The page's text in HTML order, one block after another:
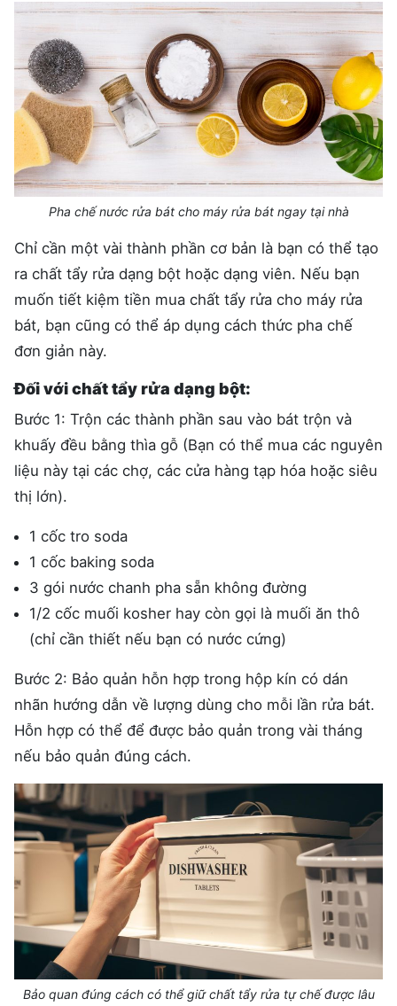
Pha chế nước rửa bát cho máy rửa bát ngay tại nhà
Chỉ cần một vài thành phần cơ bản là bạn có thể tạo
ra chất tẩy rửa dạng bột hoặc dạng viên. Nếu bạn
muốn tiết kiệm tiền mua chất tẩy rửa cho máy rửa
bát, bạn cũng có thể áp dụng cách thức pha chế
đơn giản này.
Đối với chất tẩy rửa dạng bột:
Bước 1: Trộn các thành phần sau vào bát trộn và
khuấy đều bằng thìa gỗ (Bạn có thể mua các nguyên
liệu này tại các chợ, các cửa hàng tạp hóa hoặc siêu
thị lớn).
1 cốc tro soda
1 cốc baking soda
3 gói nước chanh pha sẵn không đường
1/2 cốc muối kosher hay còn gọi là muối ăn thô
(chỉ cần thiết nếu bạn có nước cứng)
Bước 2: Bảo quản hỗn hợp trong hộp kín có dán
nhãn hướng dẫn về lượng dùng cho mỗi lần rửa bát.
Hỗn hợp có thể để được bảo quản trong vài tháng
nếu bảo quản đúng cách.
Bảo quan đúng cách có thể giữ chất tẩy rửa tự chế được lâu